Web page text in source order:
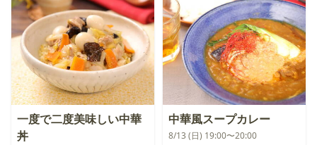
一度で二度美味しい中華
丼
中華風スープカレー
8/13 (日) 19:00〜20:00